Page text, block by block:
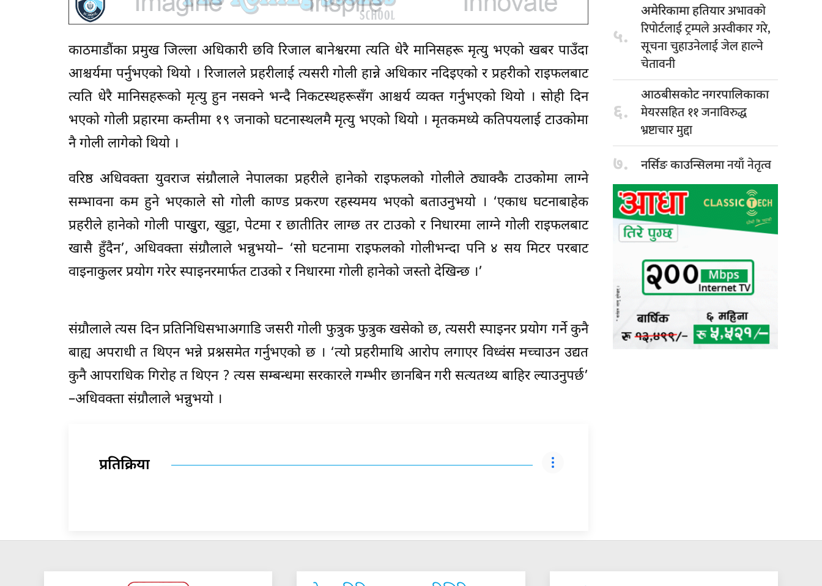
काठमाडौंका प्रमुख जिल्ला अधिकारी छवि रिजाल बानेश्वरमा त्यति धेरै मानिसहरू मृत्यु भएको खबर पाउँदा
आश्चर्यमा पर्नुभएको थियो । रिजालले प्रहरीलाई त्यसरी गोली हान्ने अधिकार नदिइएको र प्रहरीको राइफलबाट
त्यति धेरै मानिसहरूको मृत्यु हुन नसक्ने भन्दै निकटस्थहरूसँग आश्चर्य व्यक्त गर्नुभएको थियो । सोही दिन
भएको गोली प्रहारमा कम्तीमा १९ जनाको घटनास्थलमै मृत्यु भएको थियो । मृतकमध्ये कतिपयलाई टाउकोमा
नै गोली लागेको थियो ।
वरिष्ठ अधिवक्ता युवराज संग्रौलाले नेपालका प्रहरीले हानेको राइफलको गोलीले ठ्याक्कै टाउकोमा लाग्ने
सम्भावना कम हुने भएकाले सो गोली काण्ड प्रकरण रहस्यमय भएको बताउनुभयो । ‘एकाध घटनाबाहेक
प्रहरीले हानेको गोली पाखुुरा, खुट्टा, पेटमा र छातीतिर लाग्छ तर टाउको र निधारमा लाग्ने गोली राइफलबाट
खासै हुँदैन’, अधिवक्ता संग्रौलाले भन्नुभयो– ‘सो घटनामा राइफलको गोलीभन्दा पनि ४ सय मिटर परबाट
वाइनाकुलर प्रयोग गरेर स्पाइनरमार्फत टाउको र निधारमा गोली हानेको जस्तो देखिन्छ ।’
संग्रौलाले त्यस दिन प्रतिनिधिसभाअगाडि जसरी गोली फुत्रुक फुत्रुक खसेको छ, त्यसरी स्पाइनर प्रयोग गर्ने कुनै
बाह्य अपराधी त थिएन भन्ने प्रश्नसमेत गर्नुभएको छ । ‘त्यो प्रहरीमाथि आरोप लगाएर विध्वंस मच्चाउन उद्यत
कुनै आपराधिक गिरोह त थिएन ? त्यस सम्बन्धमा सरकारले गम्भीर छानबिन गरी सत्यतथ्य बाहिर ल्याउनुपर्छ’
–अधिवक्ता संग्रौलाले भन्नुभयो ।
प्रतिक्रिया
५.
अमेरिकामा हतियारअभावको
रिपोर्टलाई ट्रम्पले अस्वीकार गरे,
सूचना चुहाउनेलाई जेल हाल्ने
चेतावनी
६.
आठबीसकोट नगरपालिकाका
मेयरसहित ११ जनाविरुद्ध
भ्रष्टाचार मुद्दा
७. नर्सिङ काउन्सिलमानयाँ नेतृत्व